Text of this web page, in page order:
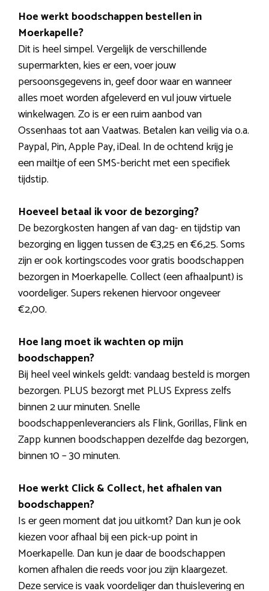
Hoe werkt boodschappen bestellen in
Moerkapelle?
Dit is heel simpel. Vergelijk de verschillende
supermarkten, kies er een, voer jouw
persoonsgegevens in, geef door waar en wanneer
alles moet worden afgeleverd en vul jouw virtuele
winkelwagen. Zo is er een ruim aanbod van
Ossenhaas tot aan Vaatwas. Betalen kan veilig via o.a.
Paypal, Pin, Apple Pay, iDeal. In de ochtend krijg je
een mailtje of een SMS-bericht met een specifiek
tijdstip.
Hoeveel betaal ik voor de bezorging?
De bezorgkosten hangen af van dag- en tijdstip van
bezorging en liggen tussen de €3,25 en €6,25. Soms
zijn er ook kortingscodes voor gratis boodschappen
bezorgen in Moerkapelle. Collect (een afhaalpunt) is
voordeliger. Supers rekenen hiervoor ongeveer
€2,00.
Hoe lang moet ik wachten op mijn
boodschappen?
Bij heel veel winkels geldt: vandaag besteld is morgen
bezorgen. PLUS bezorgt met PLUS Express zelfs
binnen 2 uur minuten. Snelle
boodschappenleveranciers als Flink, Gorillas, Flink en
Zapp kunnen boodschappen dezelfde dag bezorgen,
binnen 10 – 30 minuten.
Hoe werkt Click & Collect, het afhalen van
boodschappen?
Is er geen moment dat jou uitkomt? Dan kun je ook
kiezen voor afhaal bij een pick-up point in
Moerkapelle. Dan kun je daar de boodschappen
komen afhalen die reeds voor jou zijn klaargezet.
Deze service is vaak voordeliger dan thuislevering en